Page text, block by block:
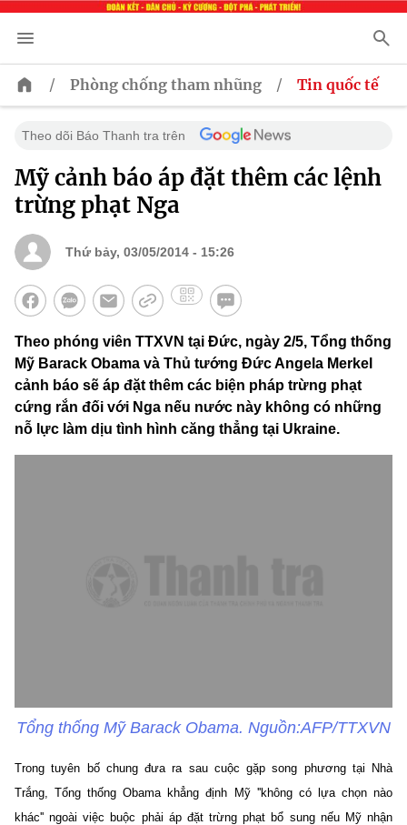
/ Phòng chống tham nhũng / Tin quốc tế
Theo dõi Báo Thanh tra trên
Mỹ cảnh báo áp đặt thêm các lệnh
trừng phạt Nga
Thứ bảy, 03/05/2014 - 15:26
Theo phóng viên TTXVN tại Đức, ngày 2/5, Tổng thống
Mỹ Barack Obama và Thủ tướng Đức Angela Merkel
cảnh báo sẽ áp đặt thêm các biện pháp trừng phạt
cứng rắn đối với Nga nếu nước này không có những
nỗ lực làm dịu tình hình căng thẳng tại Ukraine.
Tổng thống Mỹ Barack Obama. Nguồn:AFP/TTXVN
Trong tuyên bố chung đưa ra sau cuộc gặp song phương tại Nhà
Trắng, Tổng thống Obama khẳng định Mỹ ''không có lựa chọn nào
khác'' ngoài việc buộc phải áp đặt trừng phạt bổ sung nếu Mỹ nhận